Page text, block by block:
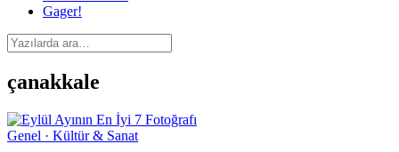
Gager!
çanakkale
Genel · Kültür & Sanat